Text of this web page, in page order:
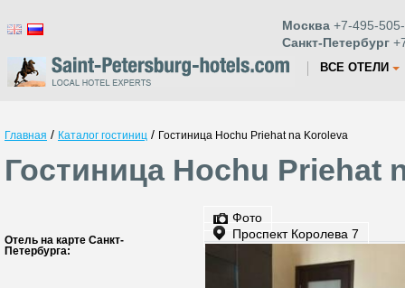
Москва +7-495-
Санкт-Петербург
ВСЕ ОТЕЛИ
Главная / Каталог гостиниц / Гостиница Hochu Priehat na Koroleva
Гостиница Hochu Priehat
Отель на карте Санкт-
Петербурга:
Фото
Проспект Королева 7